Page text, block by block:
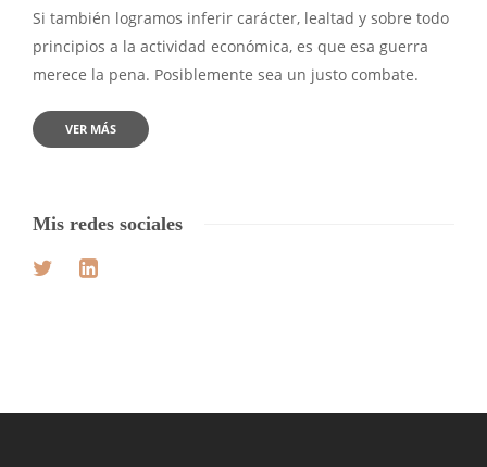
Si también logramos inferir carácter, lealtad y sobre todo
principios a la actividad económica, es que esa guerra
merece la pena. Posiblemente sea un justo combate.
VER MÁS
Mis redes sociales